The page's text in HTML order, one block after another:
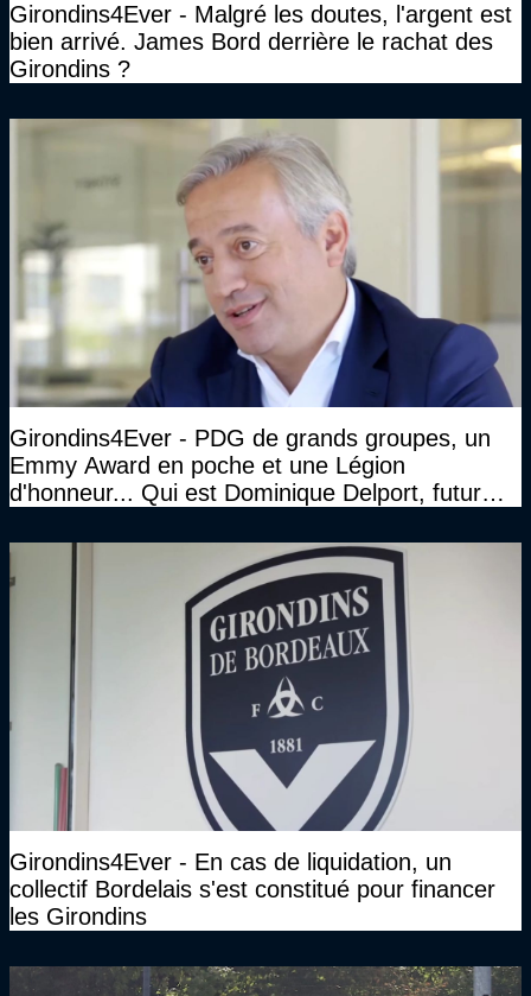
Girondins4Ever - Malgré les doutes, l'argent est
bien arrivé. James Bord derrière le rachat des
Girondins ?
Girondins4Ever - PDG de grands groupes, un
Emmy Award en poche et une Légion
d'honneur... Qui est Dominique Delport, futur
Girondins4Ever - En cas de liquidation, un
collectif Bordelais s'est constitué pour financer
les Girondins